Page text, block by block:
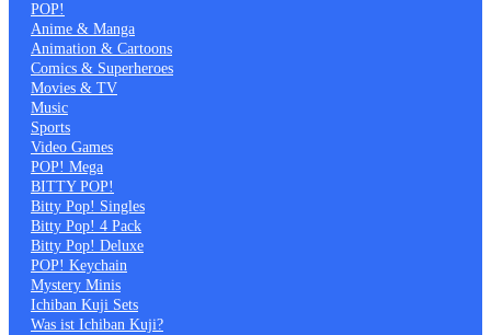
POP!
Anime & Manga
Animation & Cartoons
Comics & Superheroes
Movies & TV
Music
Sports
Video Games
POP! Mega
BITTY POP!
Bitty Pop! Singles
Bitty Pop! 4 Pack
Bitty Pop! Deluxe
POP! Keychain
Mystery Minis
Ichiban Kuji Sets
Was ist Ichiban Kuji?